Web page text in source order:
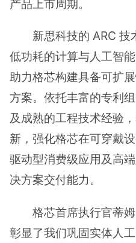
产品上市周期。
新思科技的 ARC 技
低功耗的计算与人工智
助力格芯构建具备可扩
方案。依托丰富的专利
及成熟的工程技术经验
新，强化格芯在可穿戴
驱动型消费级应用及高
决方案交付能力。
格芯首席执行官蒂
彰显了我们巩固实体人